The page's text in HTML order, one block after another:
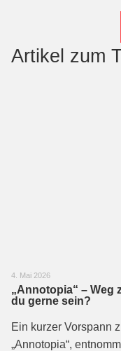
Artikel zum
4. Mai 2026
„Annotopia“ – Weg
du gerne sein?
Ein kurzer Vorspann
„Annotopia“,